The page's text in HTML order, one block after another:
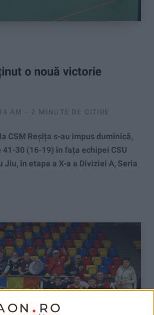
o nouă victorie
AM 2 MINUTE DE CITIRE
CSM Reșița s-au impus duminică,
30 (16-19) în fața echipei CSU
Jiu, în etapa a X-a a Diviziei A, Seria